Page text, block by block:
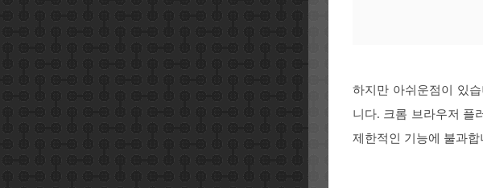
하지만 아쉬운점이 있
니다. 크롬 브라우저 플
제한적인 기능에 불과합